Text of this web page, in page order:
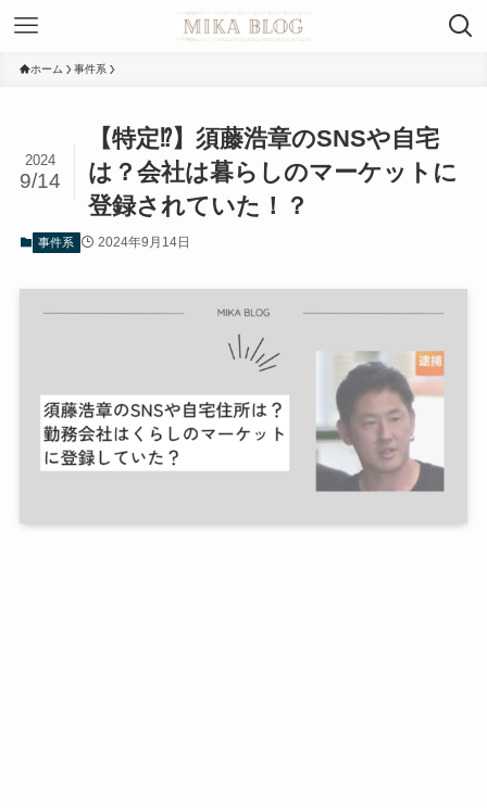
ホーム 事件系
【特定⁉︎】須藤浩章のSNSや自宅
は？会社は暮らしのマーケットに
登録されていた！？
2024
9/14
事件系 2024年9月14日